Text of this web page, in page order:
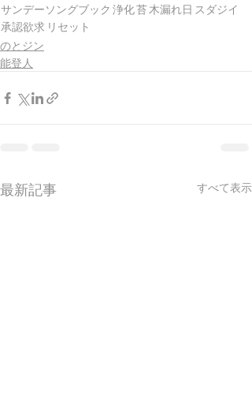
サンデーソングブック 浄化苔木漏れ日 スダジイ
承認欲求 リセット
のとジン
能登人
最新記事 すべて表示